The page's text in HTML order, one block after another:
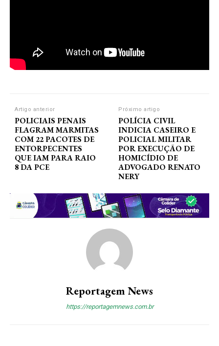
Artigo anterior
POLICIAIS PENAIS
FLAGRAM MARMITAS
COM 22 PACOTES DE
ENTORPECENTES
QUE IAM PARA RAIO
8 DA PCE
Próximo artigo
POLÍCIA CIVIL
INDICIA CASEIRO E
POLICIAL MILITAR
POR EXECUÇÃO DE
HOMICÍDIO DE
ADVOGADO RENATO
NERY
Reportagem News
https://reportagemnews.com.br